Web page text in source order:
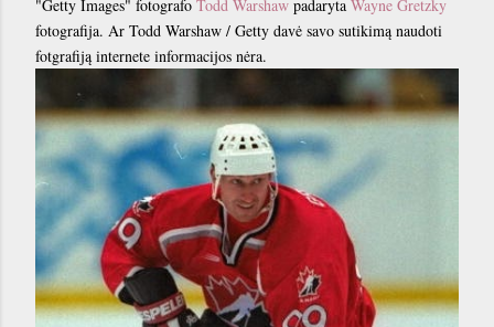
"Getty Images" fotografo Todd Warshaw padaryta Wayne Gretzky
fotografija. Ar Todd Warshaw / Getty davė savo sutikimą naudoti
fotgrafiją internete informacijos nėra.